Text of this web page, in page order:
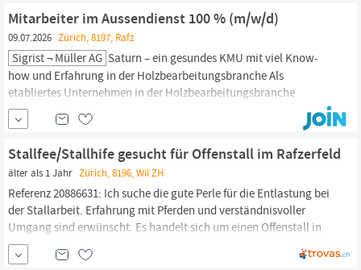
Mitarbeiter im Aussendienst 100 % (m/w/d)
09.07.2026 Zürich, 8197, Rafz
Sigrist ¬ Müller AG Saturn – ein gesundes KMU mit viel Know-
how und Erfahrung in der Holzbearbeitungsbranche Als
etabliertes Unternehmen in der Holzbearbeitungsbranche
verfügen wir über ein umfangreiches Lager an
Präzisionswerkzeugen. Darüber hinaus bieten wir unseren
Kunden hochwertige Sonderanfertigungen in einmaliger Qualität
und mit kurzen Lieferfristen. Zur Verstärkung unseres Teams...
Stallfee/Stallhife gesucht für Offenstall im Rafzerfeld
älter als 1 Jahr Zürich, 8196, Wil ZH
Referenz 20886631: Ich suche die gute Perle für die Entlastung bei
der Stallarbeit. Erfahrung mit Pferden und verständnisvoller
Umgang sind erwünscht. Es handelt sich um einen Offenstall in
Wil (zwischen
Ponys. Für die Mistarbeit an bestimmten Wochentagen morgens